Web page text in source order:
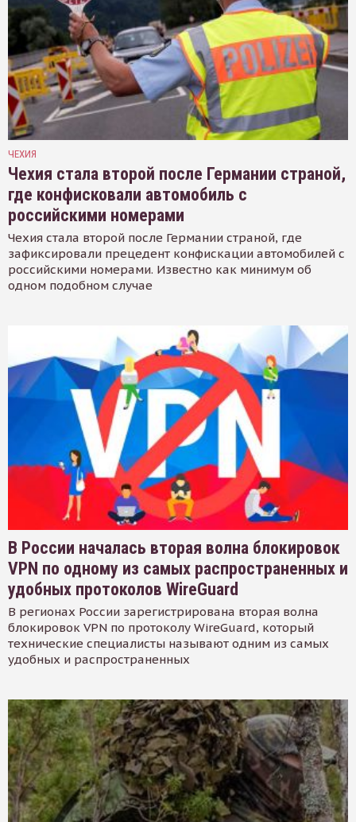
ЧЕХИЯ
Чехия стала второй после Германии страной,
где конфисковали автомобиль с
российскими номерами
Чехия стала второй после Германии страной, где
зафиксировали прецедент конфискации автомобилей с
российскими номерами. Известно как минимум об
одном подобном случае
В России началась вторая волна блокировок
VPN по одному из самых распространенных и
удобных протоколов WireGuard
В регионах России зарегистрирована вторая волна
блокировок VPN по протоколу WireGuard, который
технические специалисты называют одним из самых
удобных и распространенных